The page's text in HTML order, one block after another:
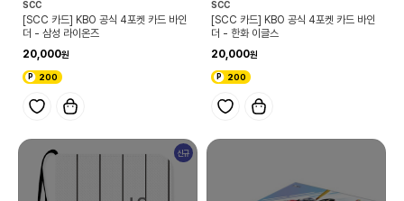
SCC
[SCC 카드] KBO 공식 4포켓 카드 바인
더 - 삼성 라이온즈
20,000
200
SCC
[SCC 카드] KBO 공식 4포켓 카드 바인
더 - 한화 이글스
20,000
200
신규